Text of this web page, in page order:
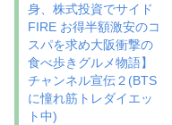
身、株式投資でサイド
FIRE お得半額激安のコ
スパを求め大阪衝撃の
食べ歩きグルメ物語】
チャンネル宣伝２(BTS
に憧れ筋トレダイエッ
ト中)